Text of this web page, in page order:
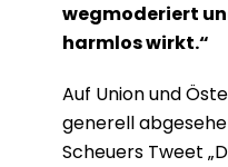
wegmoderiert
harmlos wirkt.“
Auf Union und
generell
Scheuers Tweet